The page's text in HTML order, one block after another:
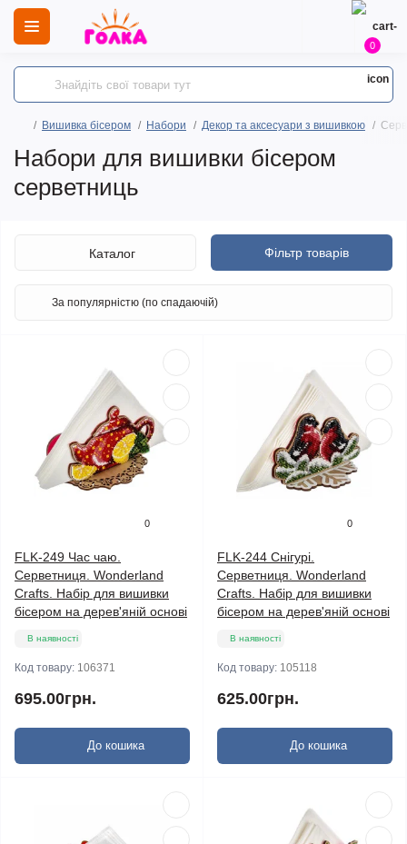
0
Вишивка бісером Набори Декор та аксесуари з вишивкою
Набори для вишивки бісером
серветниць
Фільтр товарів
Каталог
0
FLK-249 Час чаю.
Серветниця. Wonderland
Crafts. Набір для вишивки
бісером на дерев'яній основі
В наявності
Код товару: 106371
695.00грн.
До кошика
0
FLK-244 Снігурі.
Серветниця. Wonderland
Crafts. Набір для вишивки
бісером на дерев'яній основі
В наявності
Код товару: 105118
625.00грн.
До кошика